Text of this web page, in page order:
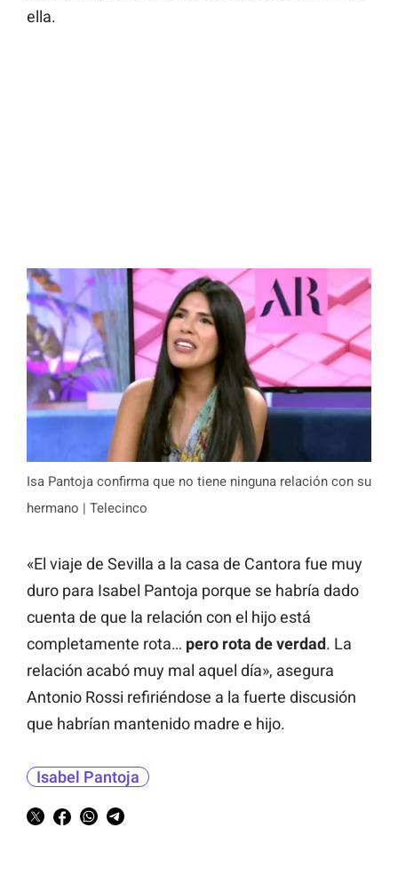
ella.
Isa Pantoja confirma que no tiene ninguna relación con su
hermano | Telecinco
«El viaje de Sevilla a la casa de Cantora fue muy
duro para Isabel Pantoja porque se habría dado
cuenta de que la relación con el hijo está
completamente rota… pero rota de verdad. La
relación acabó muy mal aquel día», asegura
Antonio Rossi refiriéndose a la fuerte discusión
que habrían mantenido madre e hijo.
Isabel Pantoja